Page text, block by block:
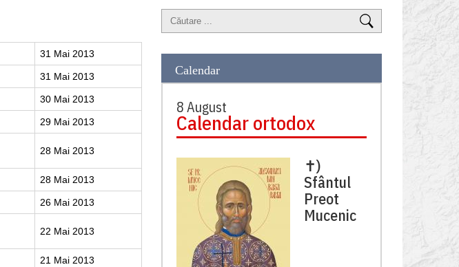
31 Mai 2013
31 Mai 2013
30 Mai 2013
29 Mai 2013
28 Mai 2013
28 Mai 2013
26 Mai 2013
22 Mai 2013
21 Mai 2013
Calendar
8 August
Calendar ortodox
✝)
Sfântul
Preot
Mucenic